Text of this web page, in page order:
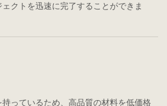
クトを迅速に完了することができま
っているため、高品質の材料を低価格